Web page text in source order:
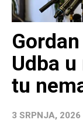
Udba u
tu
3 SRPNJA, 2026